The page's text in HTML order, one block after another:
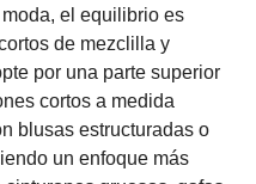
el equilibrio es
de mezclilla y
por una parte superior
cortos a medida
blusas estructuradas o
un enfoque más